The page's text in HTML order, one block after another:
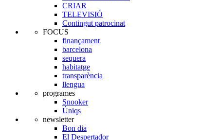
CRIAR
TELEVISIÓ
Contingut patrocinat
FOCUS
finançament
barcelona
sequera
habitatge
transparència
llengua
programes
Snooker
Úniqs
newsletter
Bon dia
El Despertador